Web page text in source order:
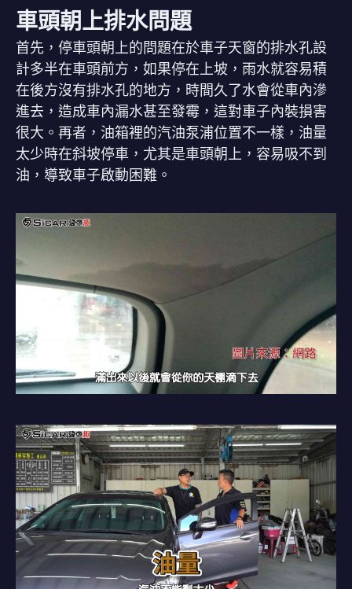
車頭朝上排水問題
首先，停車頭朝上的問題在於車子天窗的排水孔設
計多半在車頭前方，如果停在上坡，雨水就容易積
在後方沒有排水孔的地方，時間久了水會從車內滲
進去，造成車內漏水甚至發霉，這對車子內裝損害
很大。再者，油箱裡的汽油泵浦位置不一樣，油量
太少時在斜坡停車，尤其是車頭朝上，容易吸不到
油，導致車子啟動困難。